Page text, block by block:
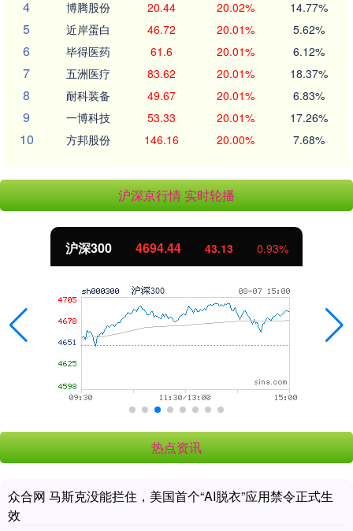
4 博腾股份 20.44 20.02% 14.77%
5 近岸蛋白 46.72 20.01% 5.62%
6 毕得医药 61.6 20.01% 6.12%
7 五洲医疗 83.62 20.01% 18.37%
8 耐科装备 49.67 20.01% 6.83%
9 一博科技 53.33 20.01% 17.26%
10 方邦股份 146.16 20.00% 7.68%
沪深京行情 实时轮播
沪深300 4694.44 43.13 0.93%
热点资讯
众合网 马斯克没能拦住，美国首个“AI脱衣”应用禁令正式生
效